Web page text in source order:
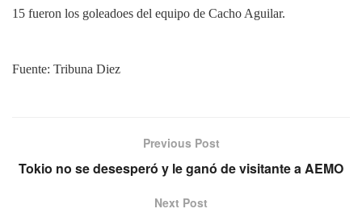
15 fueron los goleadoes del equipo de Cacho Aguilar.
Fuente: Tribuna Diez
Previous Post
Tokio no se desesperó y le ganó de visitante a AEMO
Next Post